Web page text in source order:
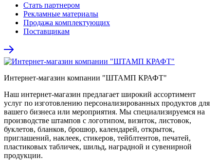
Стать партнером
Рекламные материалы
Продажа комплектующих
Поставщикам
Интернет-магазин компании "ШТАМП КРАФТ"
Наш интернет-магазин предлагает широкий ассортимент
услуг по изготовлению персонализированных продуктов для
вашего бизнеса или мероприятия. Мы специализируемся на
производстве штампов с логотипом, визиток, листовок,
буклетов, бланков, брошюр, календарей, открыток,
приглашений, наклеек, стикеров, тейблтентов, печатей,
пластиковых табличек, шильд, наградной и сувенирной
продукции.